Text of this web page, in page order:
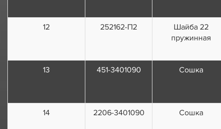
12 252162-П2
Шайба 22
пружинная
13 451-3401090 Сошка
14 2206-3401090 Сошка